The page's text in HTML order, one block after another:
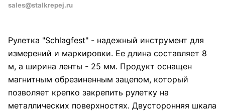
sales@stalkrepej.ru
Рулетка "Schlagfest" - надежный инструмент для
измерений и маркировки. Ее длина составляет 8
м, а ширина ленты - 25 мм. Продукт оснащен
магнитным обрезиненным зацепом, который
позволяет крепко закрепить рулетку на
металлических поверхностях. Двусторонняя шкала